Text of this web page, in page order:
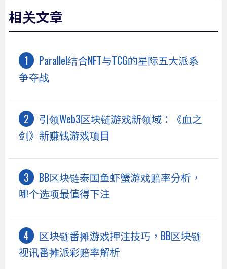
相关文章
Parallel结合NFT与TCG的星际五大派系
争夺战
引领Web3区块链游戏新领域：《血之
剑》新赚钱游戏项目
BB区块链泰国鱼虾蟹游戏赔率分析，
哪个选项最值得下注
区块链番摊游戏押注技巧，BB区块链
视讯番摊派彩赔率解析